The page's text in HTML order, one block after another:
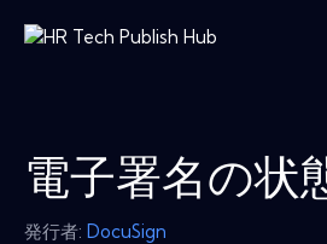
電子署名の状
発行者: DocuSign